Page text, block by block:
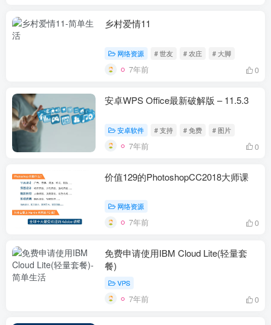
乡村爱情11
网络资源 # 世友 # 农庄 # 大脚
7年前 0
安卓WPS Office最新破解版 – 11.5.3
安卓软件 # 支持 # 免费 # 图片
7年前 0
价值129的PhotoshopCC2018大师课
网络资源
7年前 0
免费申请使用IBM Cloud Lite(轻量套
餐)
VPS
7年前 0